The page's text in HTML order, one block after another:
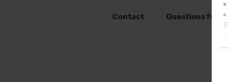
Contact Questions